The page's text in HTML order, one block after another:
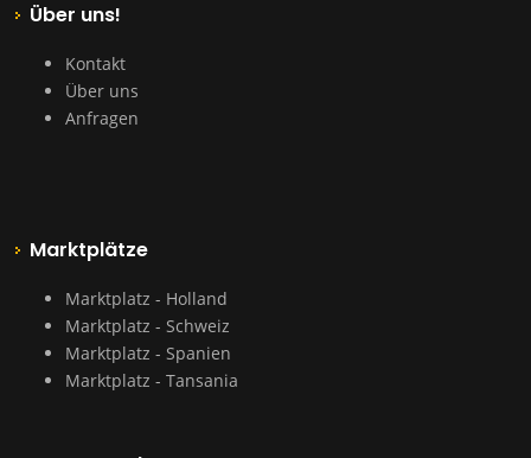
Über uns!
Kontakt
Über uns
Anfragen
Marktplätze
Marktplatz - Holland
Marktplatz - Schweiz
Marktplatz - Spanien
Marktplatz - Tansania